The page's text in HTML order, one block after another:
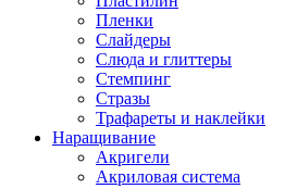
Пленки
Слайдеры
Слюда и глиттеры
Стемпинг
Стразы
Трафареты и наклейки
Наращивание
Акригели
Акриловая система